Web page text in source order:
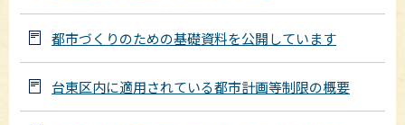
都市づくりのための基礎資料を公開しています
台東区内に適用されている都市計画等制限の概要